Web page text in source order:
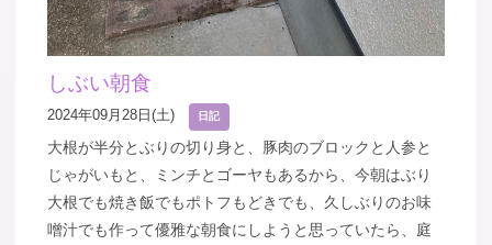
しぶい朝食
2024年09月28日(土) 日記
大根が半分とぶりの切り身と、豚肉のブロックと人参と
じゃがいもと、ミンチとゴーヤもあるから、今朝はぶり
大根でも焼き飯でもポトフもどきでも、久しぶりのお味
噌汁でも作って優雅な朝食にしようと思っていたら、庭